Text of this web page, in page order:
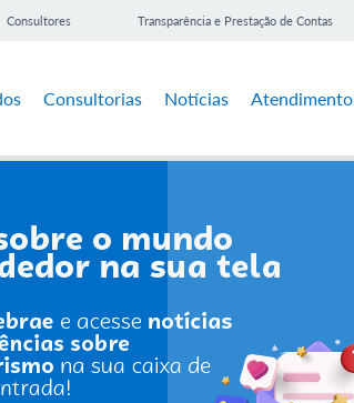
Consultores Transparência e Prestação de Contas
Consultorias Notícias Atendimento